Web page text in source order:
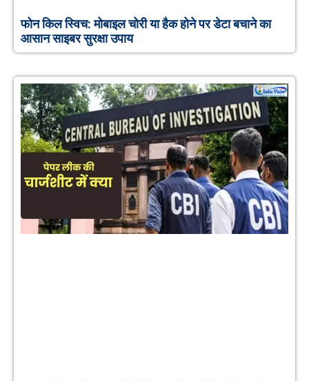
फोन किल स्विच: मोबाइल चोरी या हैक होने पर डेटा बचाने का
आसान साइबर सुरक्षा उपाय